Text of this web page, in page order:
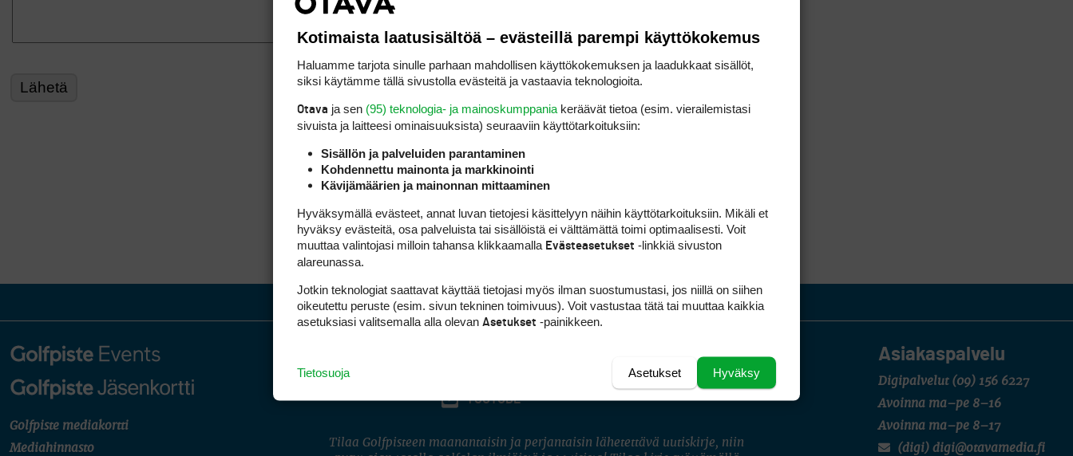
Golfpiste mediakortti
Mediahinnasto
Asiakaspalvelu
Digipalvelut (09) 156 6227
Avoinna ma–pe 8–16
Avoinna ma–pe 8–17
(digi) digi@otavamedia.fi
INSTAGRAM
YOUTUBE
Tilaa Golfpisteen maanantaisin ja perjantaisin lähetettävä uutiskirje, niin
Kotimaista laatusisältöä – evästeillä parempi käyttökokemus
Haluamme tarjota sinulle parhaan mahdollisen käyttökokemuksen ja laadukkaat sisällöt,
siksi käytämme tällä sivustolla evästeitä ja vastaavia teknologioita.
Otava ja sen (95) teknologia- ja mainoskumppania keräävät tietoa (esim. vierailemis­tasi
sivuista ja laitteesi ominaisuuk­sista) seuraaviin käyttötarkoituksiin:
Sisällön ja palveluiden parantaminen
Kohdennettu mainonta ja markkinointi
Kävijämäärien ja mainonnan mittaaminen
Hyväksymällä evästeet, annat luvan tietojesi käsittelyyn näihin käyttötarkoituksiin. Mikäli et
hyväksy evästeitä, osa palveluista tai sisällöistä ei välttämättä toimi optimaalisesti. Voit
muuttaa valintojasi milloin tahansa klikkaamalla Evästeasetukset -linkkiä sivuston
alareunassa.
Jotkin teknologiat saattavat käyttää tietojasi myös ilman suostumustasi, jos niillä on siihen
oikeutettu peruste (esim. sivun tekninen toimivuus). Voit vastustaa tätä tai muuttaa kaikkia
asetuksiasi valitsemalla alla olevan Asetukset -painikkeen.
Hyväksy
Asetukset
Tietosuoja